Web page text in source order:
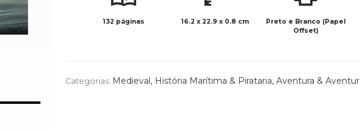
132 páginas 16.2 x 22.9 x 0.8 cm
Preto e Branco (Papel
Offset)
Categorias: Medieval, História Marítima & Pirataria, Aventura &